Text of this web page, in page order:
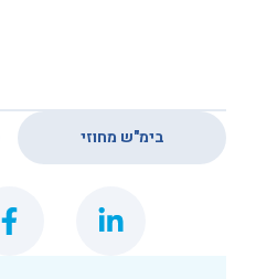
בימ"ש מחוזי